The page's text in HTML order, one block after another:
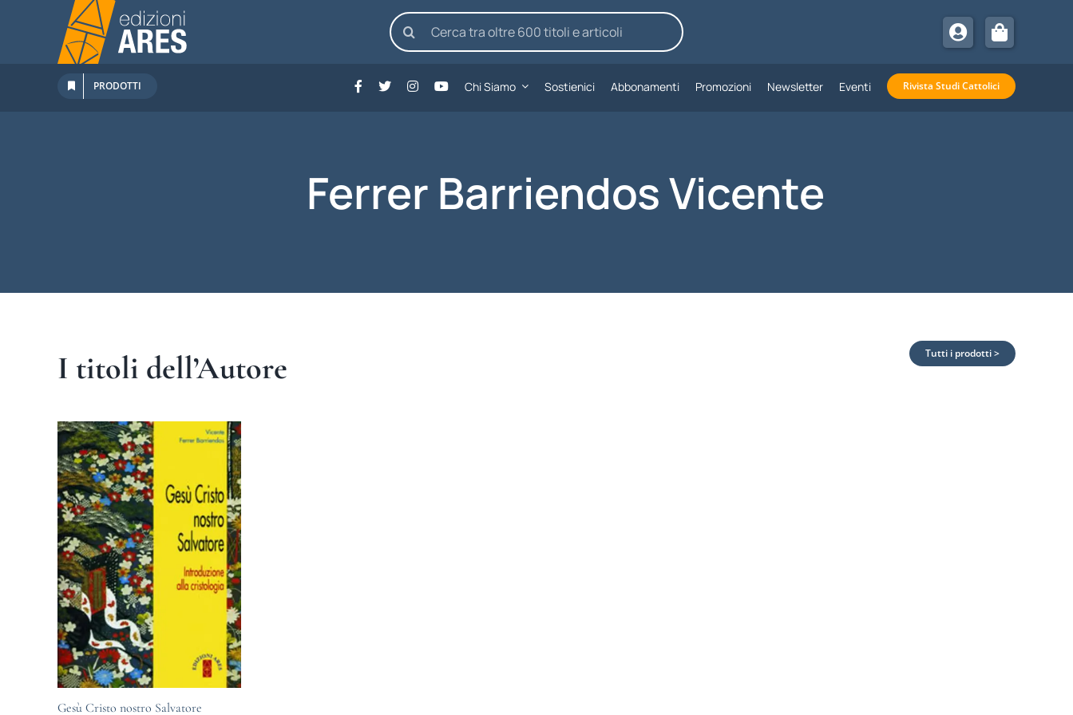
contenuto
Cerca
per:
PRODOTTI Chi Siamo Sostienici Abbonamenti Promozioni Newsletter Eventi Rivista Studi Cattolici
Ferrer Barriendos Vicente
I titoli dell’Autore Tutti i prodotti >
Gesù Cristo nostro Salvatore